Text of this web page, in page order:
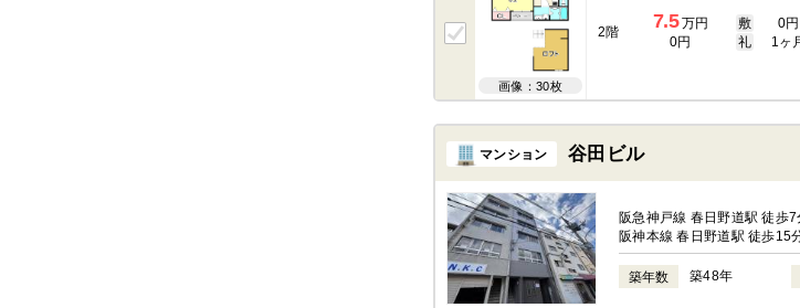
画像：30枚
2階 7.5万円
0円
敷
0円
礼
1ヶ
マンション 谷田ビル
阪急神戸線 春日野道駅 徒歩7
阪神本線 春日野道駅 徒歩15
築年数 築48年